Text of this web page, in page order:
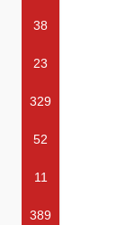
38
23
329
52
11
389